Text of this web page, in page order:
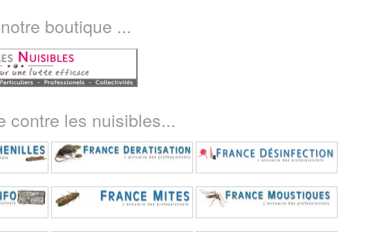
boutique ...
contre les nuisibles...